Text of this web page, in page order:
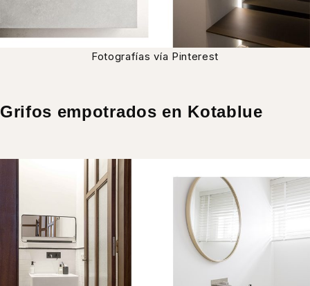
Fotografías vía Pinterest
Grifos empotrados en Kotablue